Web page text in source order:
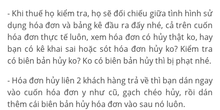
- Khi thuế họ kiểm tra, họ sẽ đối chiếu giữa tình hình sử
dụng hóa đơn và bảng kê đầu ra đấy nhé, cả trên cuốn
hóa đơn thực tế luôn, xem hóa đơn có hủy thật ko, hay
bạn có kê khai sai hoặc sót hóa đơn hủy ko? Kiểm tra
có biên bản hủy ko? Ko có biên bản hủy thì bị phạt nhé.
- Hóa đơn hủy liên 2 khách hàng trả về thì bạn dán ngay
vào cuốn hóa đơn y như cũ, gạch chéo hủy, rồi dán
thêm cái biên bản hủy hóa đơn vào sau nó luôn.